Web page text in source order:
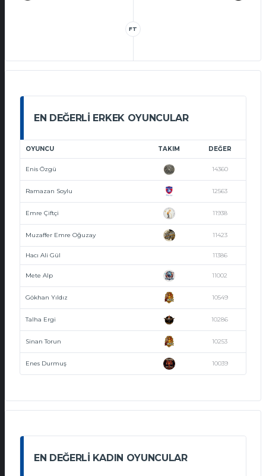
FT
EN DEĞERLI ERKEK OYUNCULAR
OYUNCU TAKIM DEĞER
Enis Özgü 14360
Ramazan Soylu 12563
Emre Çiftçi 11938
Muzaffer Emre Oğuzay 11423
Hacı Ali Gül 11386
Mete Alp 11002
Gökhan Yıldız 10549
Talha Ergi 10286
Sinan Torun 10253
Enes Durmuş 10039
EN DEĞERLI KADIN OYUNCULAR